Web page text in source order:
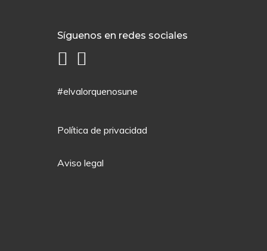
Síguenos en redes sociales
#elvalorquenosune
Política de privacidad
Aviso legal